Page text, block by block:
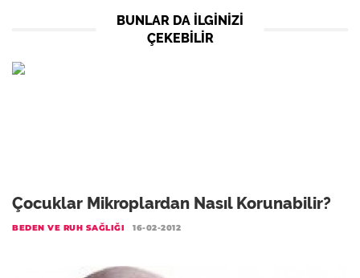
BUNLAR DA ILGINIZI
ÇEKEBILIR
Çocuklar Mikroplardan Nasıl Korunabilir?
BEDEN VE RUH SAĞLIĞI 16-02-2012